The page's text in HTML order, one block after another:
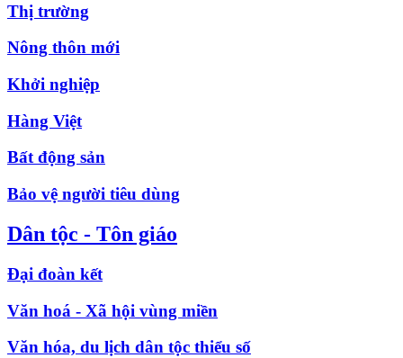
Thị trường
Nông thôn mới
Khởi nghiệp
Hàng Việt
Bất động sản
Bảo vệ người tiêu dùng
Dân tộc - Tôn giáo
Đại đoàn kết
Văn hoá - Xã hội vùng miền
Văn hóa, du lịch dân tộc thiểu số